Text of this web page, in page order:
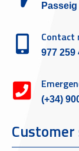
Contact
977 259
(+34)